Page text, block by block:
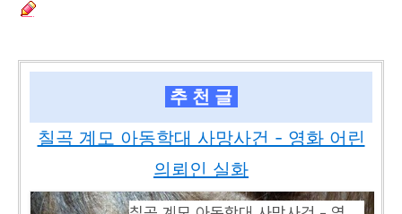
추 천 글
칠곡 계모 아동학대 사망사건 - 영화 어린
의뢰인 실화